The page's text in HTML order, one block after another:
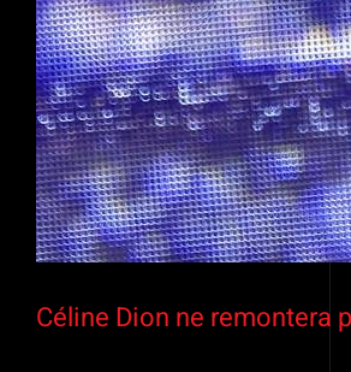
Céline Dion ne remontera